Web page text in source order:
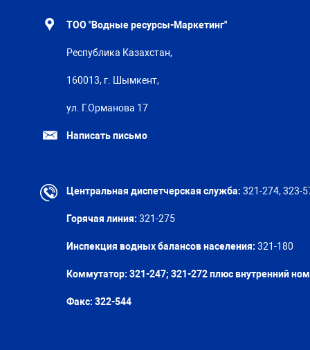
ТОО "Водные ресурсы-Маркетинг"
Республика Казахстан,
160013, г. Шымкент,
ул. Г.Орманова 17
Написать письмо
Центральная диспетчерская служба: 321-274, 323-
Горячая линия: 321-275
Инспекция водных балансов населения: 321-180
Коммутатор: 321-247; 321-272 плюс внутренний
Факс: 322-544